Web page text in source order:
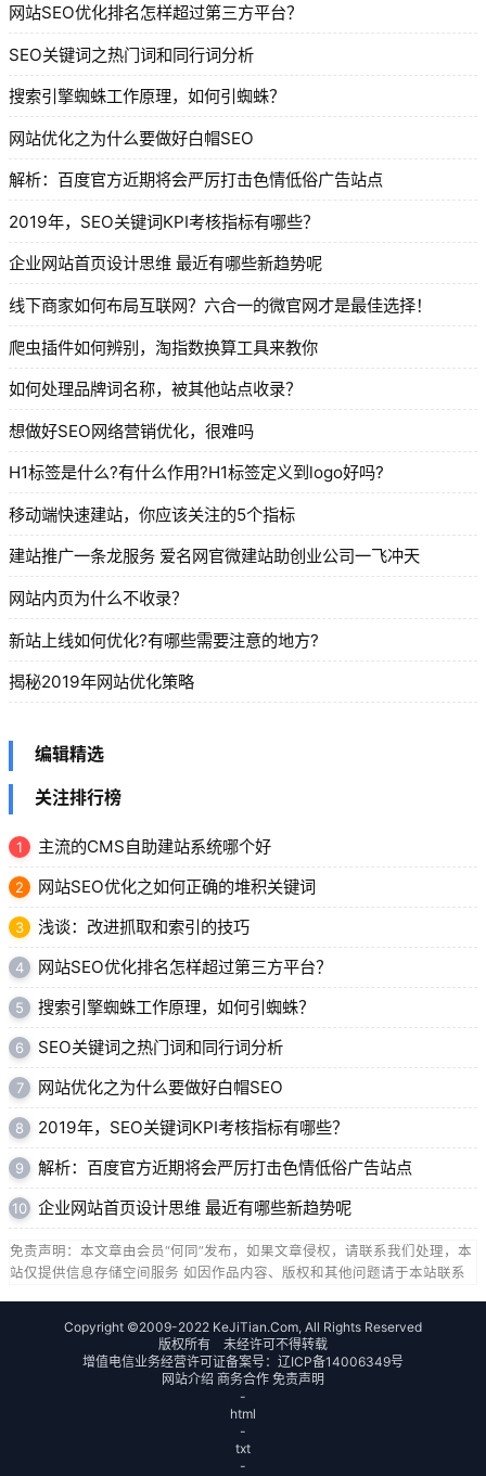
网站SEO优化排名怎样超过第三方平台？
SEO关键词之热门词和同行词分析
搜索引擎蜘蛛工作原理，如何引蜘蛛？
网站优化之为什么要做好白帽SEO
解析：百度官方近期将会严厉打击色情低俗广告站点
2019年，SEO关键词KPI考核指标有哪些？
企业网站首页设计思维 最近有哪些新趋势呢
线下商家如何布局互联网？六合一的微官网才是最佳选择！
爬虫插件如何辨别，淘指数换算工具来教你
如何处理品牌词名称，被其他站点收录？
想做好SEO网络营销优化，很难吗
H1标签是什么?有什么作用?H1标签定义到logo好吗?
移动端快速建站，你应该关注的5个指标
建站推广一条龙服务 爱名网官微建站助创业公司一飞冲天
网站内页为什么不收录？
新站上线如何优化?有哪些需要注意的地方?
揭秘2019年网站优化策略
免责声明：本文章由会员“何同”发布，如果文章侵权，请联系我们处理，本
站仅提供信息存储空间服务 如因作品内容、版权和其他问题请于本站联系
关注排行榜
1 主流的CMS自助建站系统哪个好
2 网站SEO优化之如何正确的堆积关键词
3 浅谈：改进抓取和索引的技巧
4 网站SEO优化排名怎样超过第三方平台？
5 搜索引擎蜘蛛工作原理，如何引蜘蛛？
6 SEO关键词之热门词和同行词分析
7 网站优化之为什么要做好白帽SEO
8 2019年，SEO关键词KPI考核指标有哪些？
9 解析：百度官方近期将会严厉打击色情低俗广告站点
10 企业网站首页设计思维 最近有哪些新趋势呢
编辑精选
Copyright ©2009-2022 KeJiTian.Com, All Rights Reserved
版权所有 未经许可不得转载
增值电信业务经营许可证备案号： 辽ICP备14006349号
网站介绍 商务合作 免责声明
-
html
-
txt
-